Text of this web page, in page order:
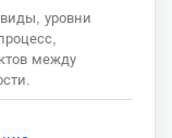
уровни
между